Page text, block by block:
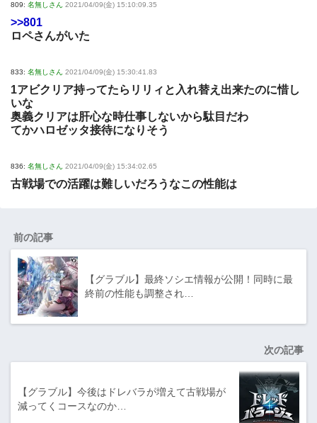
809: 名無しさん 2021/04/09(金) 15:10:09.35
>>801
ロペさんがいた
833: 名無しさん 2021/04/09(金) 15:30:41.83
1アビクリア持ってたらリリィと入れ替え出来たのに惜し
いな
奥義クリアは肝心な時仕事しないから駄目だわ
てかハロゼッタ接待になりそう
836: 名無しさん 2021/04/09(金) 15:34:02.65
古戦場での活躍は難しいだろうなこの性能は
前の記事
【グラブル】最終ソシエ情報が公開！同時に最
終前の性能も調整され…
次の記事
【グラブル】今後はドレバラが増えて古戦場が
減ってくコースなのか…